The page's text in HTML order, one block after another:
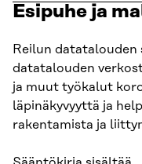
Esipuhe ja
Reilun datatalouden
datatalouden
ja muut työkalut
läpinäkyvyyttä ja
rakentamista ja